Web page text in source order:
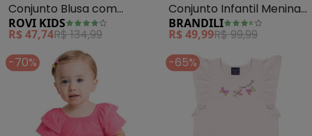
Conjunto Blusa com
Shorts Feminino (Rosa)
ROVI KIDS
R$ 47,74R$ 134,99
Conjunto Infantil Menina
com Strass (Rosa)
BRANDILI
R$ 49,99R$ 99,99
-70%
-65%